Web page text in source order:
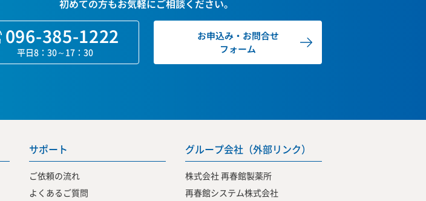
初めての方もお気軽にご相談ください。
096-385-1222
平日8：30～17：30
お申込み・お問合せ
フォーム
サポート
ご依頼の流れ
よくあるご質問
グループ会社（外部リンク）
株式会社 再春館製薬所
再春館システム株式会社